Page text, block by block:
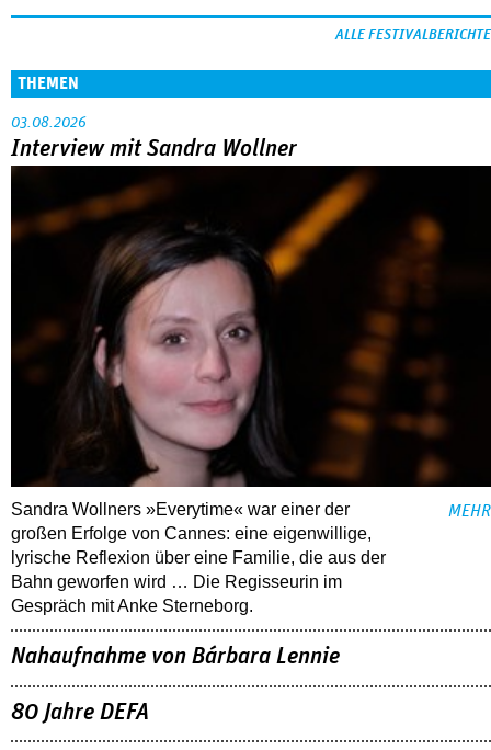
ALLE FESTIVALBERICHTE
THEMEN
03.08.2026
Interview mit Sandra Wollner
Sandra Wollners »Everytime« war einer der
großen Erfolge von Cannes: eine eigenwillige,
lyrische Reflexion über eine ­Familie, die aus der
Bahn geworfen wird … Die Regisseurin im
Gespräch mit Anke Sterneborg.
MEHR
Nahaufnahme von Bárbara Lennie
80 Jahre DEFA